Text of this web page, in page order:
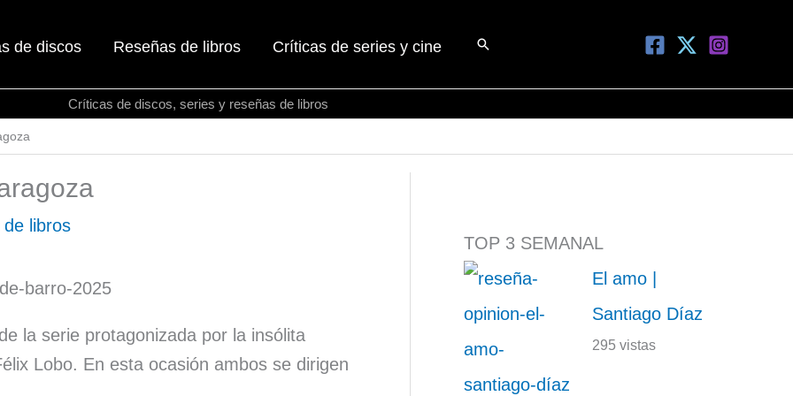
de discos Reseñas de libros Críticas de series y cine Buscar
Críticas de discos, series y reseñas de libros
de libros
la serie protagonizada por la insólita
Lobo. En esta ocasión ambos se dirigen
TOP 3 SEMANAL
El amo |
Santiago Díaz
295 vistas